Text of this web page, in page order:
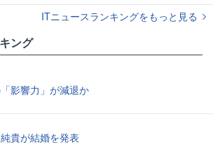
ITニュースランキングをもっと見る
ング
影響力」が減退か
貴が結婚を発表